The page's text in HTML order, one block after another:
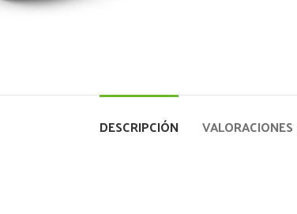
DESCRIPCIÓN